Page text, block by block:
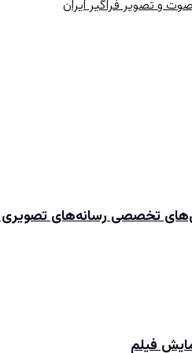
و تصویر فراگیر ایران
تخصصی رسانه‌های تصویری
فیلم